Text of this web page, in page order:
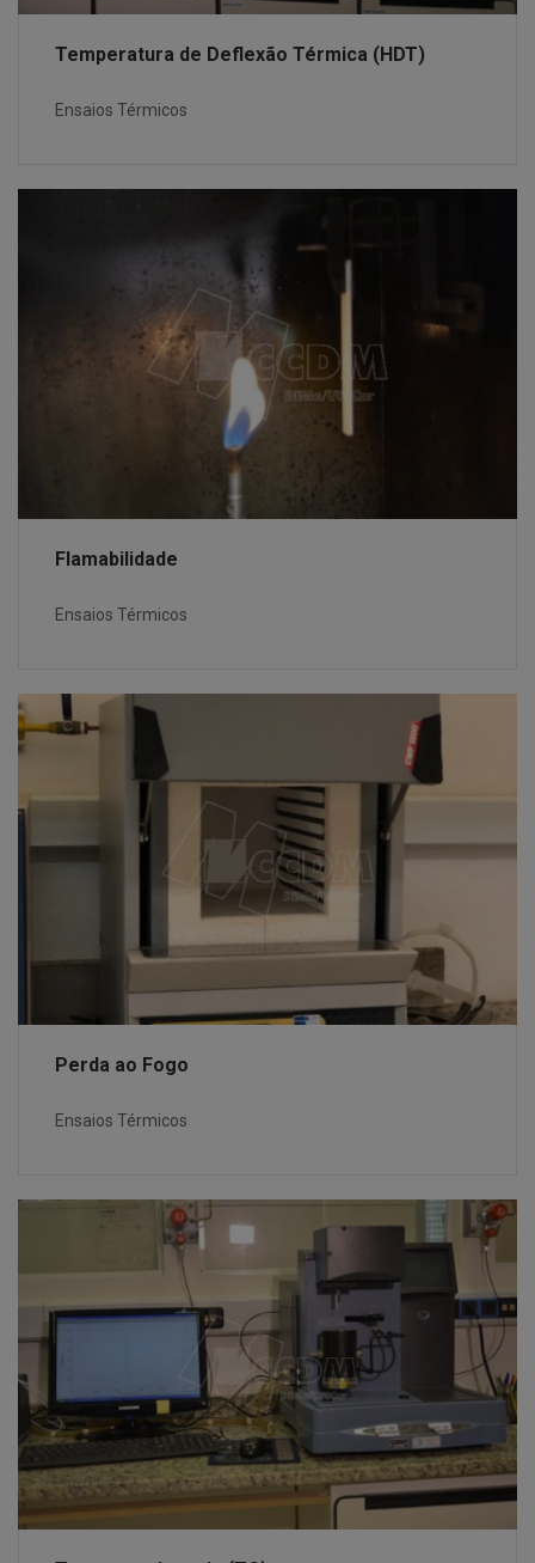
Temperatura de Deflexão Térmica (HDT)
Ensaios Térmicos
Flamabilidade
Ensaios Térmicos
Perda ao Fogo
Ensaios Térmicos